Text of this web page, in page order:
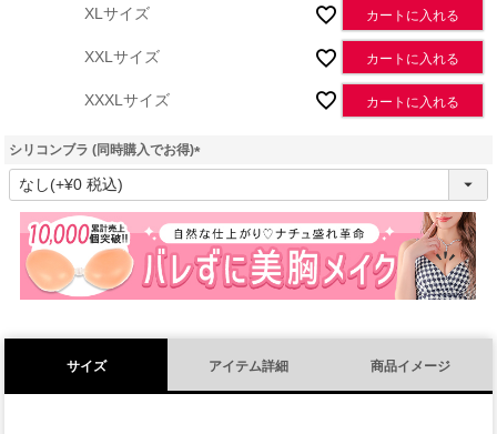
XLサイズ カートに入れる
XXLサイズ カートに入れる
XXXLサイズ カートに入れる
シリコンブラ (同時購入でお得)
(
須
)
サイズ アイテム詳細 商品イメージ